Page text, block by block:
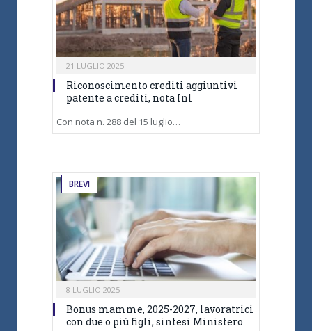
21 LUGLIO 2025
Riconoscimento crediti aggiuntivi
patente a crediti, nota Inl
Con nota n. 288 del 15 luglio…
BREVI
8 LUGLIO 2025
Bonus mamme, 2025-2027, lavoratrici
con due o più figli, sintesi Ministero